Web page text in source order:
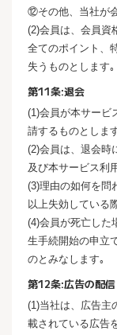
⑫その他、当社が
(2)会員は、会員資
全てのポイント、
失うものとします｡
第11条:退会
(1)会員が本サービ
請するものとしま
(2)会員は、退会時
及び本サービス利
(3)理由の如何を問
以上失効している
(4)会員が死亡した
生手続開始の申立
のとみなします｡
第12条:広告の配信
(1)当社は、広告主
載されている広告